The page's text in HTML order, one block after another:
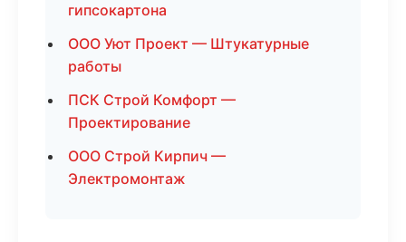
гипсокартона
ООО Уют Проект — Штукатурные
работы
ПСК Строй Комфорт —
Проектирование
ООО Строй Кирпич —
Электромонтаж